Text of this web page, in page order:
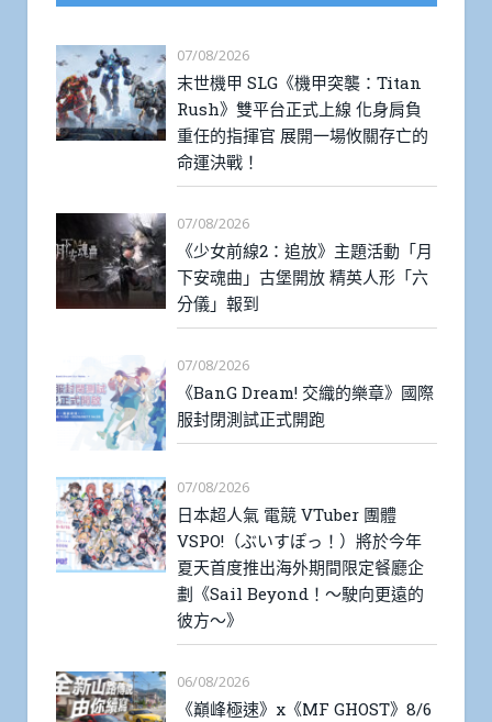
07/08/2026
末世機甲 SLG《機甲突襲：Titan
Rush》雙平台正式上線 化身肩負
重任的指揮官 展開一場攸關存亡的
命運決戰！
07/08/2026
《少女前線2：追放》主題活動「月
下安魂曲」古堡開放 精英人形「六
分儀」報到
07/08/2026
《BanG Dream! 交織的樂章》國際
服封閉測試正式開跑
07/08/2026
日本超人氣 電競 VTuber 團體
VSPO!（ぶいすぽっ！）將於今年
夏天首度推出海外期間限定餐廳企
劃《Sail Beyond！～駛向更遠的
彼方～》
06/08/2026
《巔峰極速》x《MF GHOST》8/6